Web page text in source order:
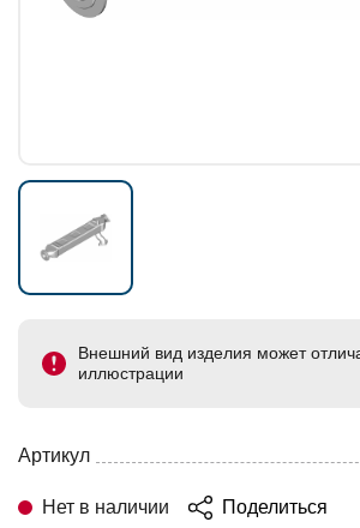
Внешний вид изделия может
иллюстрации
Артикул
Нет в наличии Поделиться